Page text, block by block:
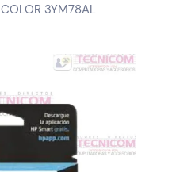
3YM78AL